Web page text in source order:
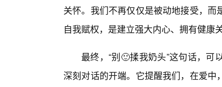
关怀。我们不再仅仅是被动地接受，
自我赋权，是建立强大内心、拥有健康
最终，“别🙂揉我奶头”这句话，
深刻对话的开端。它提醒我们，在爱